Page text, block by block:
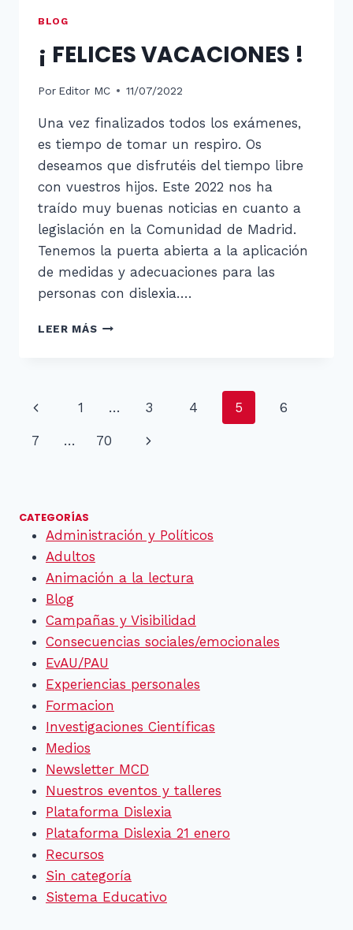
BLOG
¡ FELICES VACACIONES !
Por Editor MC 11/07/2022
Una vez finalizados todos los exámenes,
es tiempo de tomar un respiro. Os
deseamos que disfrutéis del tiempo libre
con vuestros hijos. Este 2022 nos ha
traído muy buenas noticias en cuanto a
legislación en la Comunidad de Madrid.
Tenemos la puerta abierta a la aplicación
de medidas y adecuaciones para las
personas con dislexia….
LEER MÁS¡
Navegación
de
Página
anterior
1 … 3 4 5 6
7 … 70
Siguiente
CATEGORÍAS
Administración y Políticos
Adultos
Animación a la lectura
Blog
Campañas y Visibilidad
Consecuencias sociales/emocionales
EvAU/PAU
Experiencias personales
Formacion
Investigaciones Científicas
Medios
Newsletter MCD
Nuestros eventos y talleres
Plataforma Dislexia
Plataforma Dislexia 21 enero
Recursos
Sin categoría
Sistema Educativo